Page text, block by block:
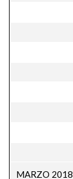
MARZO 2018